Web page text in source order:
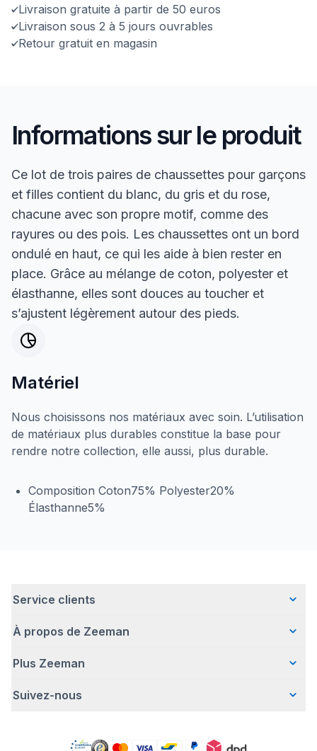
Livraison gratuite à partir de 50 euros
Livraison sous 2 à 5 jours ouvrables
Retour gratuit en magasin
Informations sur le produit
Ce lot de trois paires de chaussettes pour garçons
et filles contient du blanc, du gris et du rose,
chacune avec son propre motif, comme des
rayures ou des pois. Les chaussettes ont un bord
ondulé en haut, ce qui les aide à bien rester en
place. Grâce au mélange de coton, polyester et
élasthanne, elles sont douces au toucher et
s’ajustent légèrement autour des pieds.
Matériel
Nous choisissons nos matériaux avec soin. L’utilisation
de matériaux plus durables constitue la base pour
rendre notre collection, elle aussi, plus durable.
Composition Coton75% Polyester20%
Élasthanne5%
Service clients
Questions fréquentes
Livraison
Retour d'articles
À propos de Zeeman
Qui sommes-nous ?
Une entreprise responsable
Plus Zeeman
Avertissement de sécurité
Suivez-nous